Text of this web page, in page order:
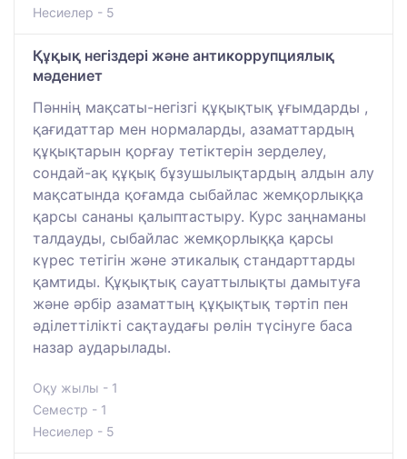
Несиелер - 5
Құқық негіздері және антикоррупциялық
мәдениет
Пәннің мақсаты-негізгі құқықтық ұғымдарды ,
қағидаттар мен нормаларды, азаматтардың
құқықтарын қорғау тетіктерін зерделеу,
сондай-ақ құқық бұзушылықтардың алдын алу
мақсатында қоғамда сыбайлас жемқорлыққа
қарсы сананы қалыптастыру. Курс заңнаманы
талдауды, сыбайлас жемқорлыққа қарсы
күрес тетігін және этикалық стандарттарды
қамтиды. Құқықтық сауаттылықты дамытуға
және әрбір азаматтың құқықтық тәртіп пен
әділеттілікті сақтаудағы рөлін түсінуге баса
назар аударылады.
Оқу жылы - 1
Семестр - 1
Несиелер - 5